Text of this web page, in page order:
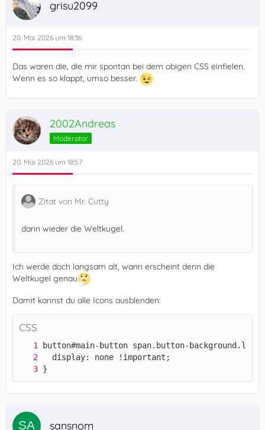
grisu2099
20. Mai 2026 um 18:36
Das waren die, die mir spontan bei dem obigen CSS einfielen.
Wenn es so klappt, umso besser.
2002Andreas
Moderator
20. Mai 2026 um 18:57
Zitat von Mr. Cutty
dann wieder die Weltkugel.
Ich werde doch langsam alt, wann erscheint denn die
Weltkugel genau
Damit kannst du alle Icons ausblenden:
CSS
}
sansnom